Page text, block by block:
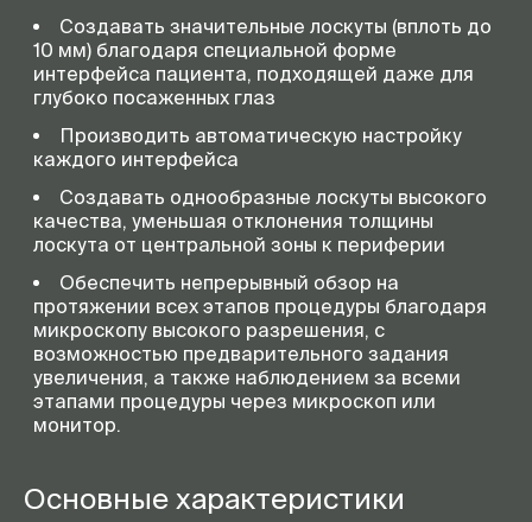
Создавать значительные лоскуты (вплоть до
10 мм) благодаря специальной форме
интерфейса пациента, подходящей даже для
глубоко посаженных глаз
Производить автоматическую настройку
каждого интерфейса
Создавать однообразные лоскуты высокого
качества, уменьшая отклонения толщины
лоскута от центральной зоны к периферии
Обеспечить непрерывный обзор на
протяжении всех этапов процедуры благодаря
микроскопу высокого разрешения, с
возможностью предварительного задания
увеличения, а также наблюдением за всеми
этапами процедуры через микроскоп или
монитор.
Основные характеристики